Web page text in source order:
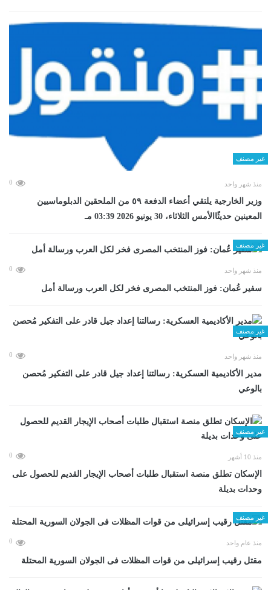
غير مصنف
منذ شهر واحد 0
وزير الخارجية يلتقي أعضاء الدفعة ٥٩ من الملحقين الدبلوماسيين
المعينين حديثًاالأمس الثلاثاء، 30 يونيو 2026 03:39 مـ
غير مصنف
منذ شهر واحد 0
سفير عُمان: فوز المنتخب المصرى فخر لكل العرب ورسالة أمل
غير مصنف
منذ شهر واحد 0
مدير الأكاديمية العسكرية: رسالتنا إعداد جيل قادر على التفكير مُحصن
بالوعي
غير مصنف
منذ 10 أشهر 0
الإسكان تطلق منصة استقبال طلبات أصحاب الإيجار القديم للحصول على
وحدات بديلة
غير مصنف
منذ عام واحد 0
مقتل رقيب إسرائيلى من قوات المظلات فى الجولان السورية المحتلة